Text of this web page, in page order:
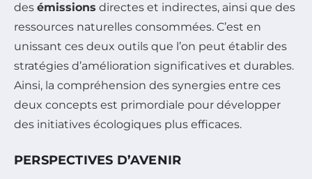
des émissions directes et indirectes, ainsi que des
ressources naturelles consommées. C’est en
unissant ces deux outils que l’on peut établir des
stratégies d’amélioration significatives et durables.
Ainsi, la compréhension des synergies entre ces
deux concepts est primordiale pour développer
des initiatives écologiques plus efficaces.
PERSPECTIVES D’AVENIR